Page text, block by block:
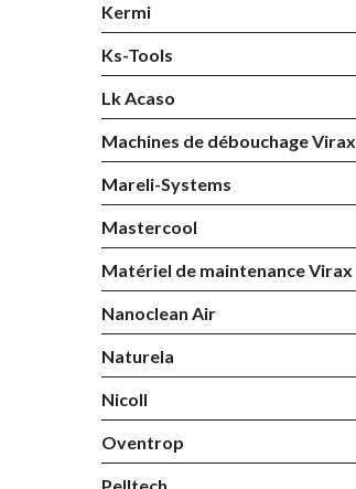
Kermi
Ks-Tools
Lk Acaso
Machines de débouchage Virax
Mareli-Systems
Mastercool
Matériel de maintenance Virax
Nanoclean Air
Naturela
Nicoll
Oventrop